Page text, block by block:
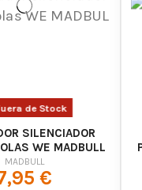
de Stock
SILENCIADOR
WE MADBULL
WE KJW TOKYO
MARUI
MADBULL
€